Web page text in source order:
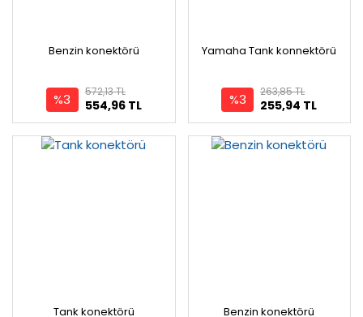
Benzin konektörü
%3 554,96 TL
572,13 TL
Yamaha Tank konnektörü
%3 255,94 TL
263,85 TL
Tank konektörü Benzin konektörü